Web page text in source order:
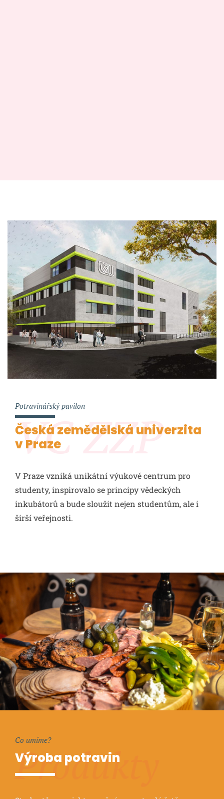
VC ZZP
Potravinářský pavilon
Česká zemědělská univerzita
v Praze
V Praze vzniká unikátní výukové centrum pro
studenty, inspirovalo se principy vědeckých
inkubátorů a bude sloužit nejen studentům, ale i
širší veřejnosti.
Produkty
Co umíme?
Výroba potravin